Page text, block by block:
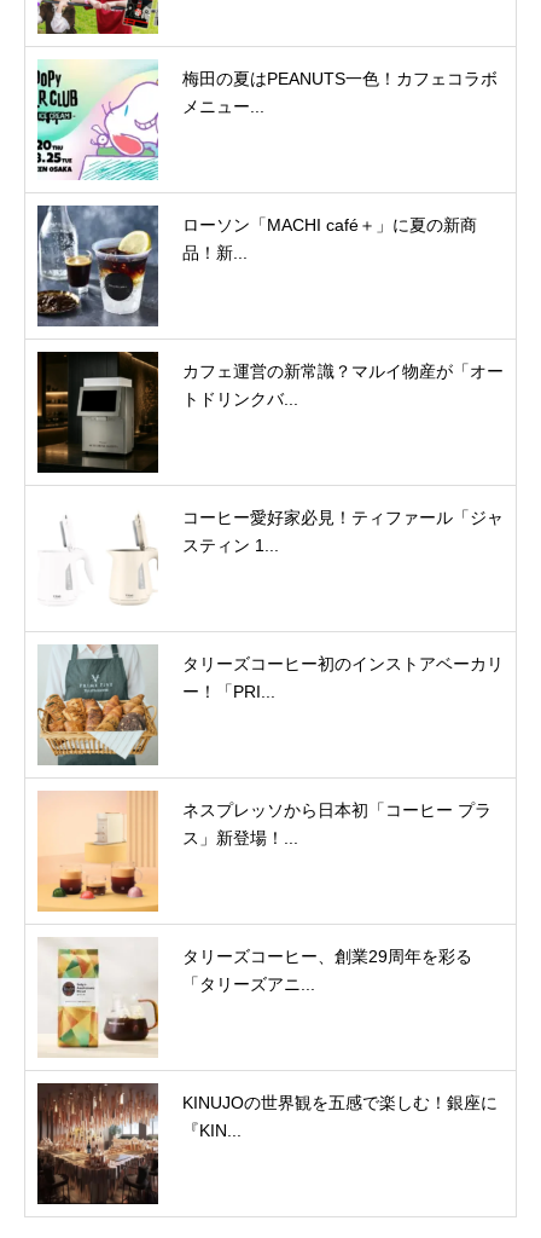
梅田の夏はPEANUTS一色！カフェコラボ
メニュー...
ローソン「MACHI café＋」に夏の新商
品！新...
カフェ運営の新常識？マルイ物産が「オー
トドリンクバ...
コーヒー愛好家必見！ティファール「ジャ
スティン 1...
タリーズコーヒー初のインストアベーカリ
ー！「PRI...
ネスプレッソから日本初「コーヒー プラ
ス」新登場！...
タリーズコーヒー、創業29周年を彩る
「タリーズアニ...
KINUJOの世界観を五感で楽しむ！銀座に
『KIN...